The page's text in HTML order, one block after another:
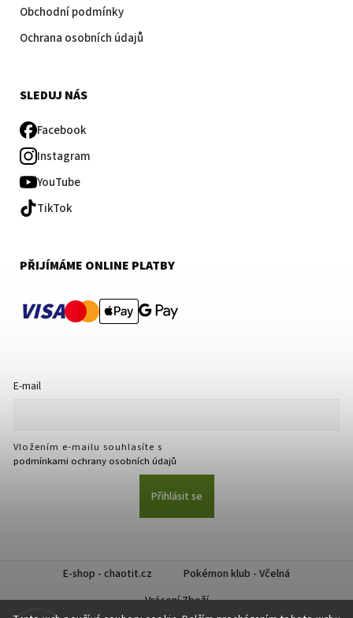
Obchodní podmínky
Ochrana osobních údajů
SLEDUJ NÁS
Facebook
Instagram
YouTube
TikTok
PŘIJÍMÁME ONLINE PLATBY
VISA
E-mail
Vložením e-mailu souhlasíte s
podmínkami ochrany osobních údajů
Přihlásit se
E-shop - chaotit.cz
Pokémon klub - Včelná
Vrácení Zboží